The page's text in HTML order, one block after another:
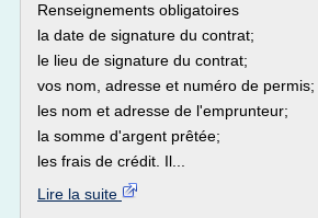
Renseignements obligatoires
la date de signature du contrat;
le lieu de signature du contrat;
vos nom, adresse et numéro de permis;
les nom et adresse de l'emprunteur;
la somme d'argent prêtée;
les frais de crédit. Il...
Lire la suite